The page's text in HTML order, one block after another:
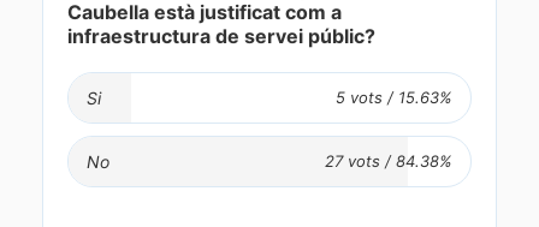
Caubella està justificat com a
infraestructura de servei públic?
Si
No